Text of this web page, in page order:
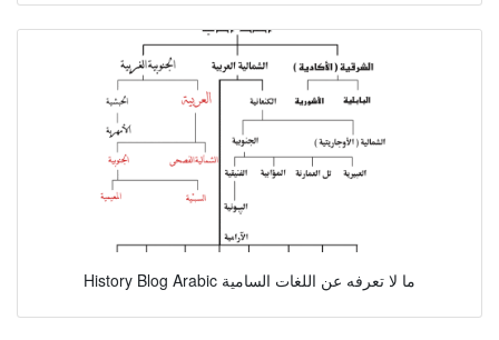
History Blog Arabic ما لا تعرفه عن اللغات السامية